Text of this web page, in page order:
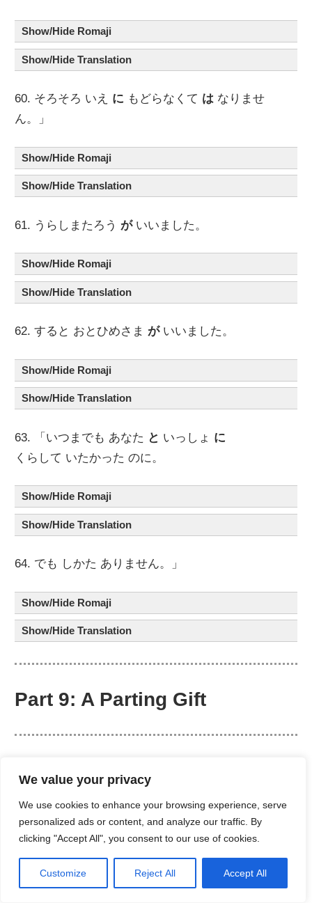
We value your privacy
We use cookies to enhance your browsing experience, serve
personalized ads or content, and analyze our traffic. By
clicking "Accept All", you consent to our use of cookies.
Customize Reject All Accept All
Show/Hide Romaji
Show/Hide Translation
60. そろそろ いえ に もどらなくて は なりませ
ん。」
Show/Hide Romaji
Show/Hide Translation
61. うらしまたろうがいいました。
Show/Hide Romaji
Show/Hide Translation
62. すると おとひめさまがいいました。
Show/Hide Romaji
Show/Hide Translation
63. 「いつまでも あなた と いっしょ に
くらして いたかった のに。
Show/Hide Romaji
Show/Hide Translation
64. でも しかた ありません。」
Show/Hide Romaji
Show/Hide Translation
Part 9: A Parting Gift
たまてばこをもってきました。
Show/Hide Romaji